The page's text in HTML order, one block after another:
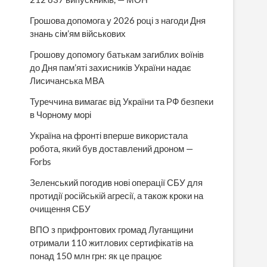
Грошова допомога у 2026 році з нагоди Дня
знань сім’ям військових
Грошову допомогу батькам загиблих воїнів
до Дня пам’яті захисників України надає
Лисичанська МВА
Туреччина вимагає від України та РФ безпеки
в Чорному морі
Україна на фронті вперше використала
робота, який був доставлений дроном —
Forbs
Зеленський погодив нові операції СБУ для
протидії російській агресії, а також кроки на
очищення СБУ
ВПО з прифронтових громад Луганщини
отримали 110 житлових сертифікатів на
понад 150 млн грн: як це працює